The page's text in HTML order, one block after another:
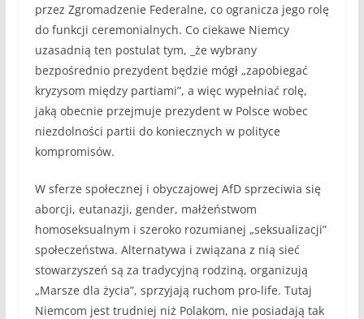
przez Zgromadzenie Federalne, co ogranicza jego rolę
do funkcji ceremonialnych. Co ciekawe Niemcy
uzasadnią ten postulat tym, _że wybrany
bezpośrednio prezydent będzie mógł „zapobiegać
kryzysom między partiami”, a więc wypełniać rolę,
jaką obecnie przejmuje prezydent w Polsce wobec
niezdolności partii do koniecznych w polityce
kompromisów.
W sferze społecznej i obyczajowej AfD sprzeciwia się
aborcji, eutanazji, gender, małżeństwom
homoseksualnym i szeroko rozumianej „seksualizacji”
społeczeństwa. Alternatywa i związana z nią sieć
stowarzyszeń są za tradycyjną rodziną, organizują
„Marsze dla życia”, sprzyjają ruchom pro-life. Tutaj
Niemcom jest trudniej niż Polakom, nie posiadają tak